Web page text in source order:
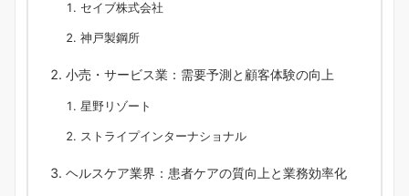
セイブ株式会社
神戸製鋼所
小売・サービス業：需要予測と顧客体験の向上
星野リゾート
ストライプインターナショナル
ヘルスケア業界：患者ケアの質向上と業務効率化